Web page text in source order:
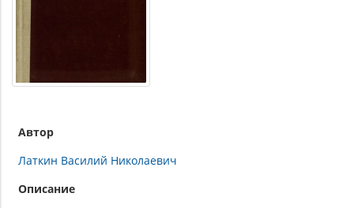
Автор
Латкин Василий Николаевич
Описание